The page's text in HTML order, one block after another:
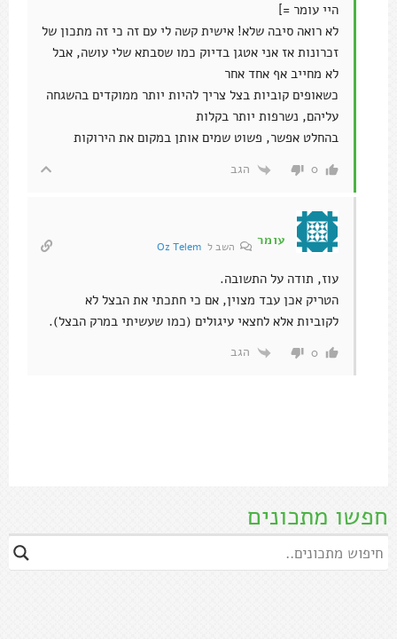
חפשו מתכונים
היי עומר =]
לא רואה סיבה שלא! אישית קשה לי עם זה כי זה מתכון של
זכרונות אז אני אטגן בדיוק כמו שסבתא שלי עושה, אבל
לא מחייב אף אחד אחר
כשאופים קוביות בצל צריך להיות יותר ממוקדים בהשגחה
עליהם, נשרפות יותר בקלות
בהחלט אפשר, פשוט שמים אותן במקום את הירוקות
0 הגב
עומר השב ל Oz Telem
עוז, תודה על התשובה.
הטריק אכן עבד מצוין, אם כי חתכתי את הבצל לא
לקוביות אלא לחצאי עיגולים (כמו שעשיתי במרק הבצל).
0 הגב